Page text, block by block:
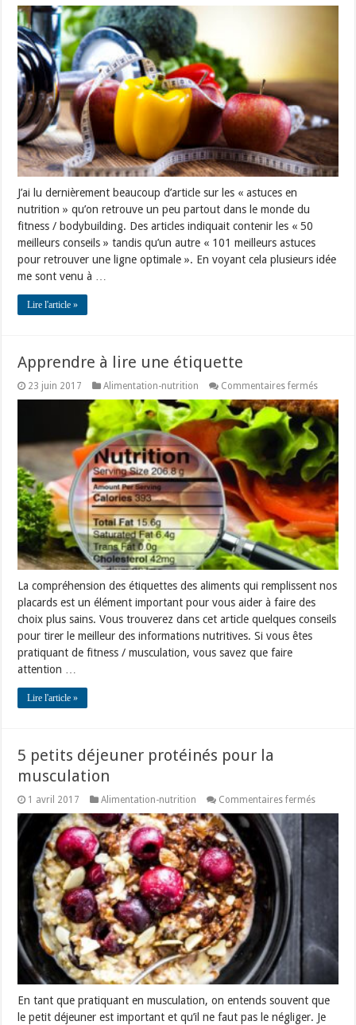
J’ai lu dernièrement beaucoup d’article sur les « astuces en
nutrition » qu’on retrouve un peu partout dans le monde du
fitness / bodybuilding. Des articles indiquait contenir les « 50
meilleurs conseils » tandis qu’un autre « 101 meilleurs astuces
pour retrouver une ligne optimale ». En voyant cela plusieurs idée
me sont venu à …
Lire l'article »
Apprendre à lire une étiquette
23 juin 2017 Alimentation-nutrition Commentaires ferméssur
à
lire
une
étiquette
La compréhension des étiquettes des aliments qui remplissent nos
placards est un élément important pour vous aider à faire des
choix plus sains. Vous trouverez dans cet article quelques conseils
pour tirer le meilleur des informations nutritives. Si vous êtes
pratiquant de fitness / musculation, vous savez que faire
attention …
Lire l'article »
5 petits déjeuner protéinés pour la
musculation
1 avril 2017 Alimentation-nutrition Commentaires ferméssur
déjeuner
En tant que pratiquant en musculation, on entends souvent que
le petit déjeuner est important et qu’il ne faut pas le négliger. Je